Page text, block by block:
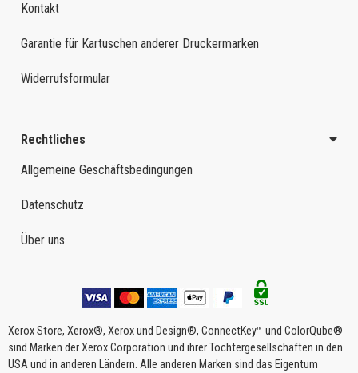
Kontakt
Garantie für Kartuschen anderer Druckermarken
Widerrufsformular
Rechtliches
Allgemeine Geschäftsbedingungen
Datenschutz
Über uns
Xerox Store, Xerox®, Xerox und Design®, ConnectKey™ und ColorQube®
sind Marken der Xerox Corporation und ihrer Tochtergesellschaften in den
USA und in anderen Ländern. Alle anderen Marken sind das Eigentum